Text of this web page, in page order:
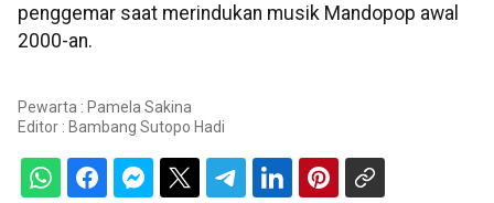
penggemar saat merindukan musik Mandopop awal
2000-an.
Pewarta : Pamela Sakina
Editor : Bambang Sutopo Hadi